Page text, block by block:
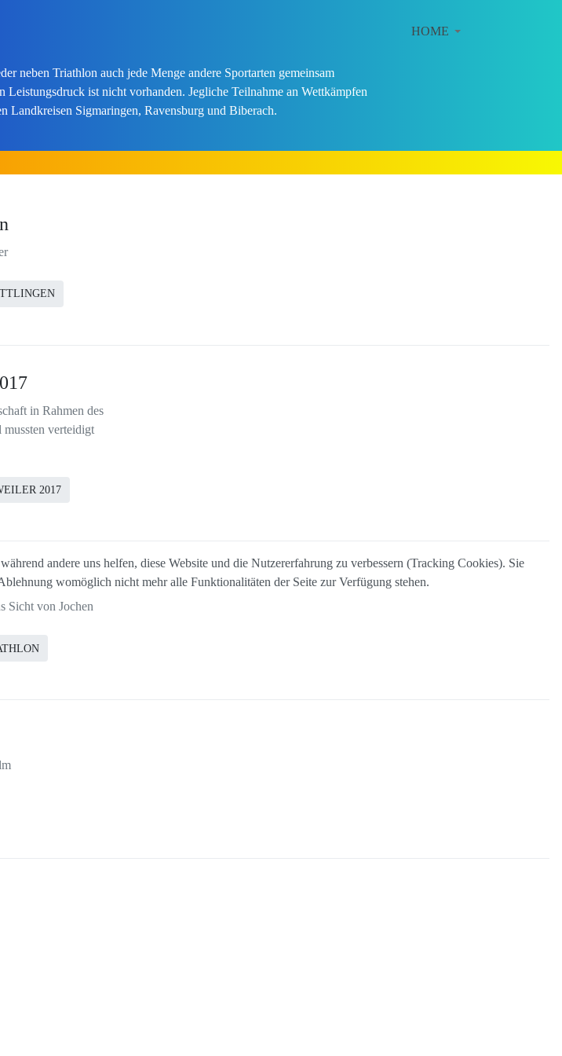
neben Triathlon auch jede Menge andere Sportarten gemeinsam
ist nicht vorhanden. Jegliche Teilnahme an Wettkämpfen
Landkreisen Sigmaringen, Ravensburg und Biberach.
HOME
in Rahmen des
verteidigt
2017
Sicht von Jochen
andere uns helfen, diese Website und die Nutzererfahrung zu verbessern (Tracking Cookies). Sie
womöglich nicht mehr alle Funktionalitäten der Seite zur Verfügung stehen.